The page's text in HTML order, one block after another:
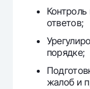
Follow us on social
Contact center
+998 78 148-00-
Контроль
ответов;
порядке;
жалоб и